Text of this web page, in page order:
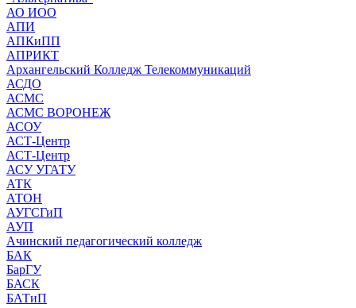
АО ИОО
АПИ
АПКиПП
АПРИКТ
Архангельский Колледж Телекоммуникаций
АСДО
АСМС
АСМС ВОРОНЕЖ
АСОУ
АСТ-Центр
АСТ-Центр
АСУ УГАТУ
АТК
АТОН
АУГСГиП
АУП
Ачинский педагогический колледж
БАК
БарГУ
БАСК
БАТиП